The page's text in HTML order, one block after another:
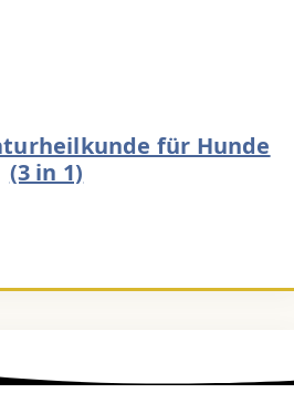
für Hunde
(3 in 1)